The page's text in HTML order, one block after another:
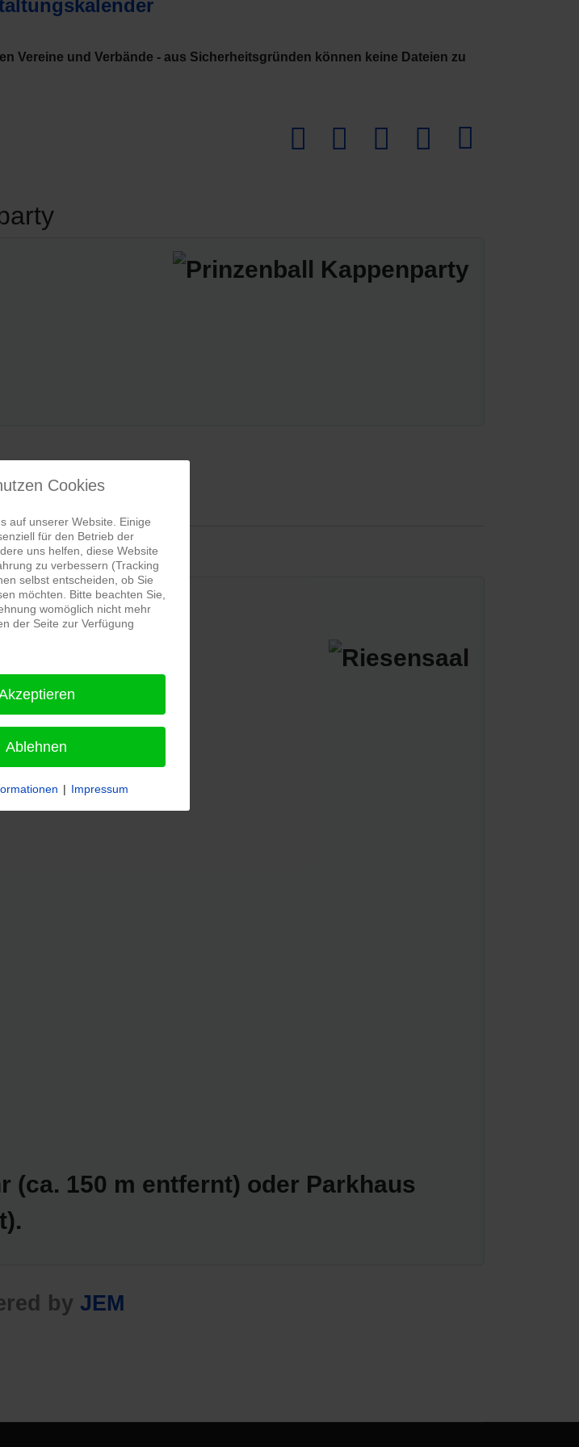
Vereine und Verbände - aus Sicherheitsgründen können keine Dateien zu
Download PDF
(ca. 150 m entfernt) oder Parkhaus
by JEM
Cookies
auf unserer Website. Einige
für den Betrieb der
uns helfen, diese Website
zu verbessern (Tracking
selbst entscheiden, ob Sie
möchten. Bitte beachten Sie,
womöglich nicht mehr
der Seite zur Verfügung
Ablehnen
| Impressum